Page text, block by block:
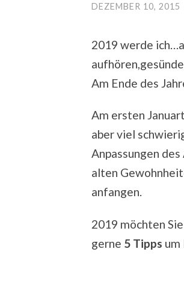
DEZEMBER 10, 2015
2019 werde
Am Ende des
Am ersten
aber viel
Anpassungen
alten
anfangen.
2019 möchten
gerne 5 Tipps um